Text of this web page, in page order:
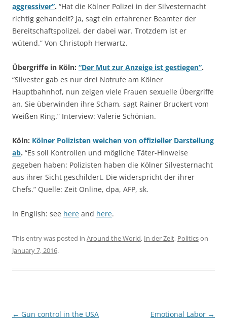
aggressiver”. “Hat die Kölner Polizei in der Silvesternacht
richtig gehandelt? Ja, sagt ein erfahrener Beamter der
Bereitschaftspolizei, der dabei war. Trotzdem ist er
wütend.” Von Christoph Herwartz.
Übergriffe in Köln: “Der Mut zur Anzeige ist gestiegen”.
“Silvester gab es nur drei Notrufe am Kölner
Hauptbahnhof, nun zeigen viele Frauen sexuelle Übergriffe
an. Sie überwinden ihre Scham, sagt Rainer Bruckert vom
Weißen Ring.” Interview: Valerie Schönian.
Köln: Kölner Polizisten weichen von offizieller Darstellung
ab. “Es soll Kontrollen und mögliche Täter-Hinweise
gegeben haben: Polizisten haben die Kölner Silvesternacht
aus ihrer Sicht geschildert. Die widerspricht der ihrer
Chefs.” Quelle: Zeit Online, dpa, AFP, sk.
In English: see here and here.
This entry was posted in Around the World, In der Zeit, Politicson
January 7, 2016.
Post
← Gun control in the USA Emotional Labor →